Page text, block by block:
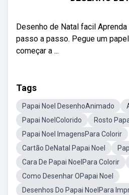
Desenho de Natal facil
passo a passo. Pegue um
começar a ...
Tags
Papai Noel DesenhoAnimado
Papai NoelColorido
Rosto
Papai Noel ImagensPara Colorir
Cartão DeNatal Papai Noel
Cara De Papai NoelPara Colorir
Como Desenhar OPapai Noel
Desenhos Do Papai NoelPara